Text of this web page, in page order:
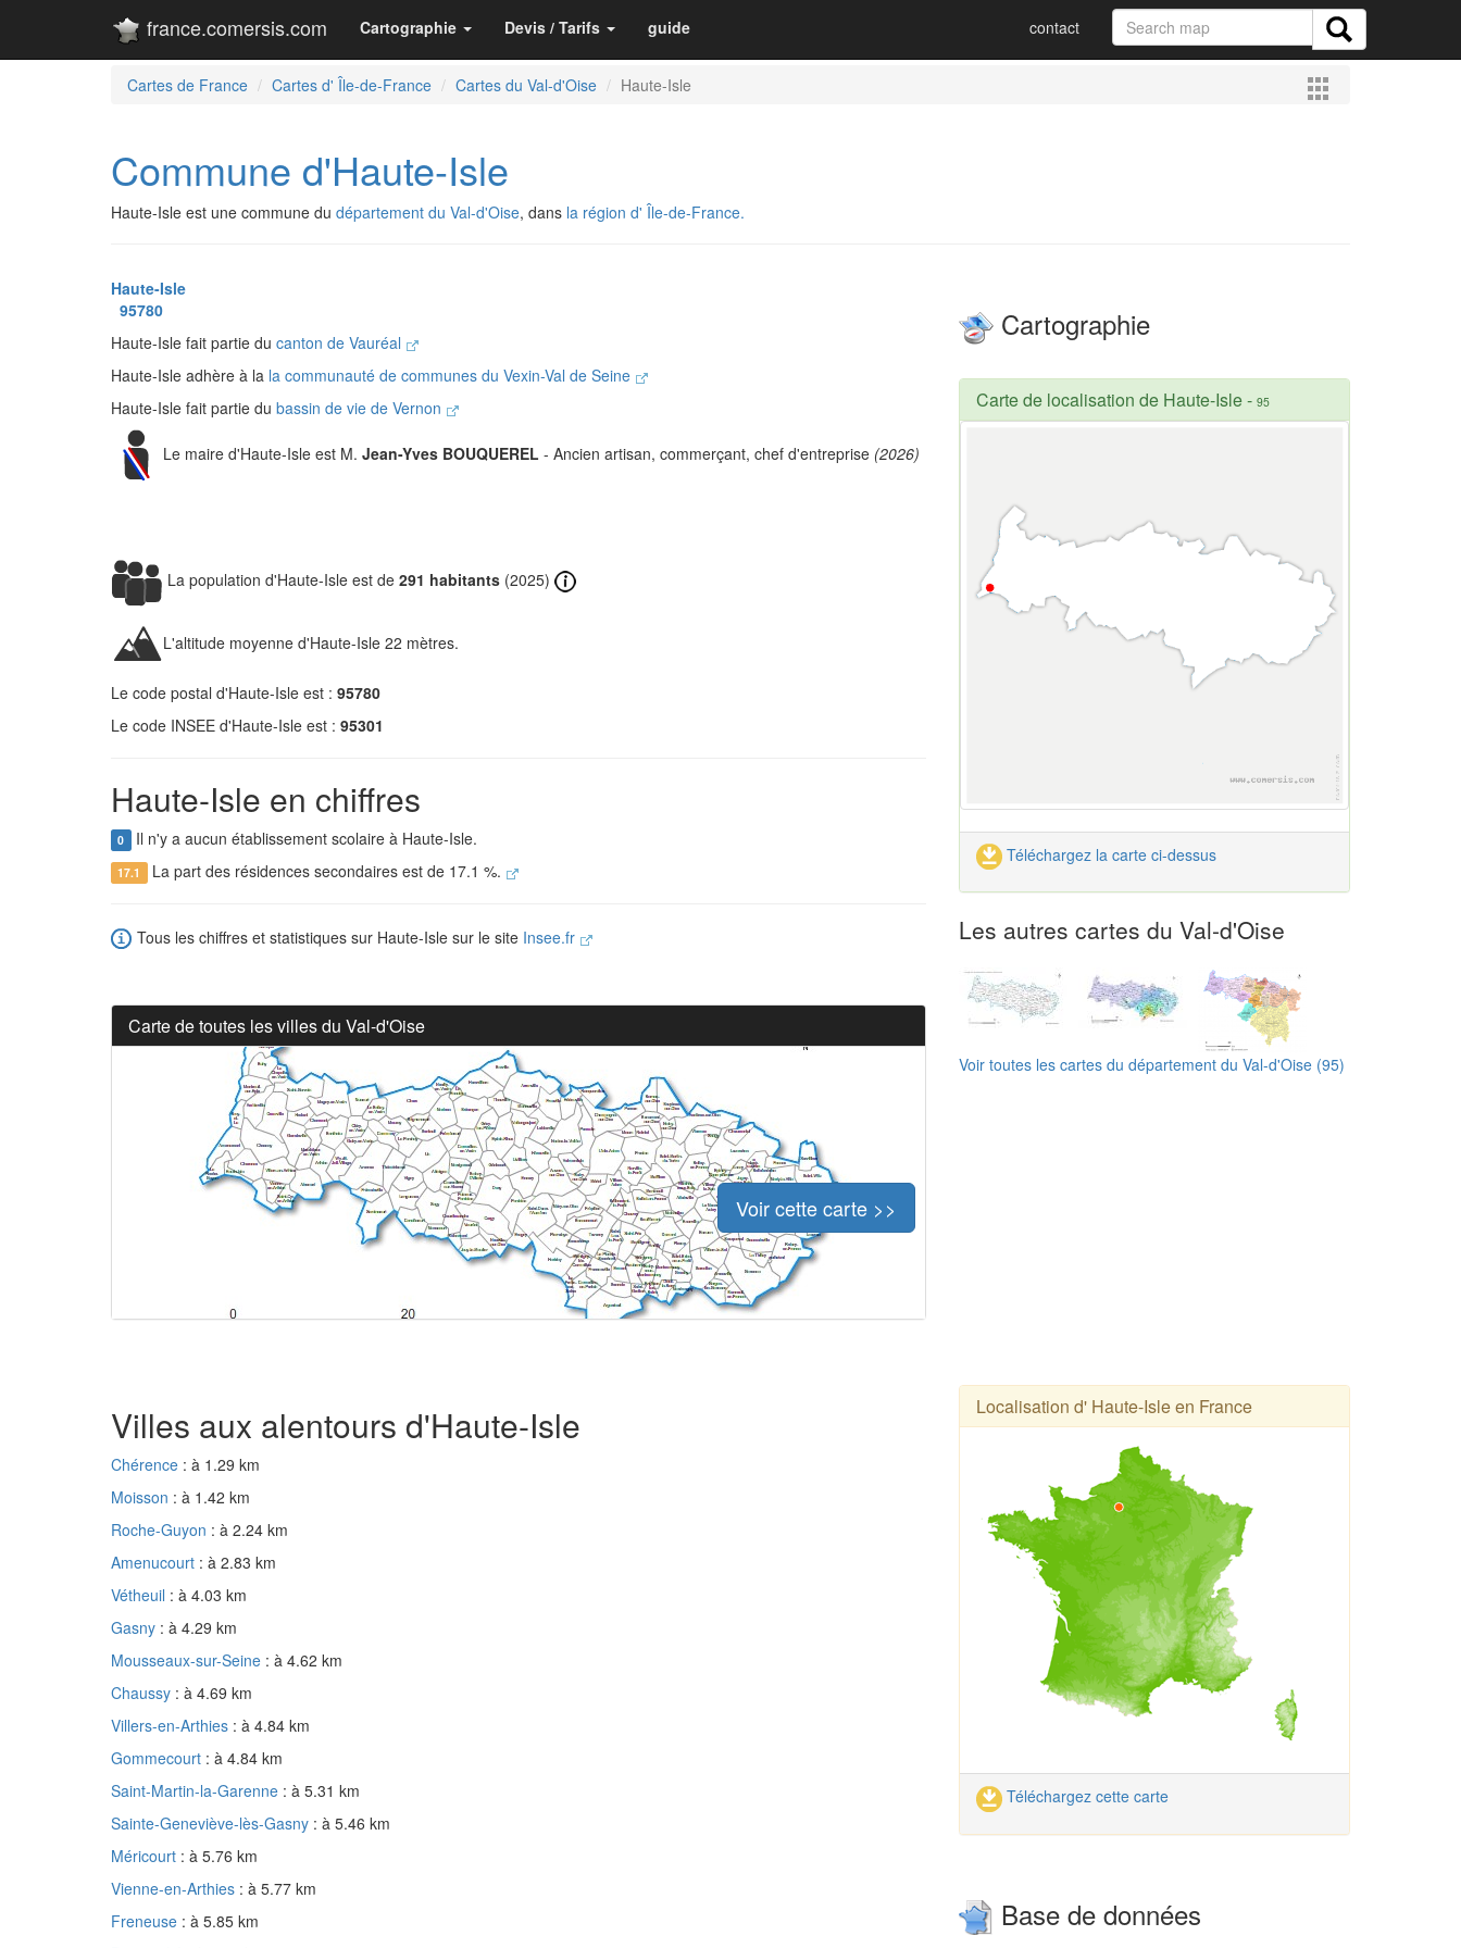
france.comersis.com Cartographie Devis / Tarifs guide contact
Cartes de France Cartes d' Île-de-France Cartes du Val-d'Oise Haute-Isle
Commune d'Haute-Isle
Haute-Isle est une commune du département du Val-d'Oise, dans la région d' Île-de-France.
Haute-Isle
95780
Haute-Isle fait partie du canton de Vauréal
Haute-Isle adhère à la la communauté de communes du Vexin-Val de Seine
Haute-Isle fait partie du bassin de vie de Vernon
Le maire d'Haute-Isle est M. Jean-Yves BOUQUEREL - Ancien artisan, commerçant, chef d'entreprise (2026)
La population d'Haute-Isle est de 291 habitants (2025)
L'altitude moyenne d'Haute-Isle 22 mètres.
Le code postal d'Haute-Isle est : 95780
Le code INSEE d'Haute-Isle est : 95301
Haute-Isle en chiffres
0 Il n'y a aucun établissement scolaire à Haute-Isle.
17.1 La part des résidences secondaires est de 17.1 %.
Tous les chiffres et statistiques sur Haute-Isle sur le site Insee.fr
Carte de toutes les villes du Val-d'Oise
Voir cette carte >>
Cartographie
Carte de localisation de Haute-Isle- 95
Téléchargez la carte ci-dessus
Les autres cartes du Val-d'Oise
Voir toutes les cartes du département du Val-d'Oise (95)
Villes aux alentours d'Haute-Isle
Chérence : à 1.29 km
Moisson : à 1.42 km
Roche-Guyon : à 2.24 km
Amenucourt : à 2.83 km
Vétheuil : à 4.03 km
Gasny : à 4.29 km
Mousseaux-sur-Seine : à 4.62 km
Chaussy : à 4.69 km
Villers-en-Arthies : à 4.84 km
Gommecourt : à 4.84 km
Saint-Martin-la-Garenne : à 5.31 km
Sainte-Geneviève-lès-Gasny : à 5.46 km
Méricourt : à 5.76 km
Vienne-en-Arthies : à 5.77 km
Freneuse : à 5.85 km
Localisation d' Haute-Isle en France
Téléchargez cette carte
Base de données